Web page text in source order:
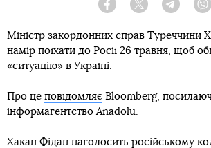
Facebook Twitter Telegram
Міністр закордонних справ Туреччини
намір поїхати до Росії 26 травня, щоб
«ситуацію» в Україні.
Про це повідомляє Bloomberg,
інформагентство Anadolu.
Хакан Фідан наголосить російському